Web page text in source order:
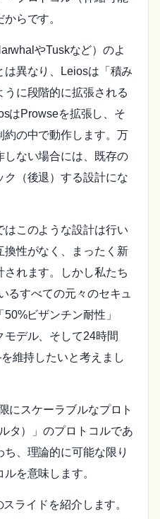
らです。
やTuskなど）のよ
は異なり、Leiosは「積み
に段階的に拡張される
はProwseを拡張し、そ
約の中で動作します。万
しない場合には、既存の
ク（後退）する設計にな
このような設計は行い
換性がなく、まったく新
されます。しかし私たち
るすべての元々のセキュ
ビザンチン耐性」
デル、そして24時間
維持したいと考えまし
にスケーラブルなプロト
タ）」のプロトコルであ
、理論的に可能な限り
を意味します。
ライドを紹介します。